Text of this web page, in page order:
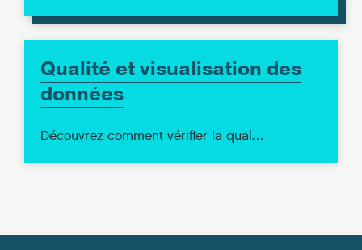
Qualité et visualisation des
données
Découvrez comment vérifier la qual…